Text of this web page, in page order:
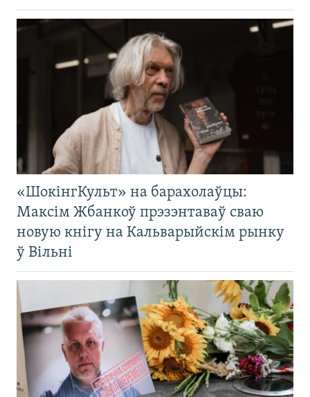
«ШокінгКульт» на барахолаўцы:
Максім Жбанкоў прэзэнтаваў сваю
новую кнігу на Кальварыйскім рынку
ў Вільні